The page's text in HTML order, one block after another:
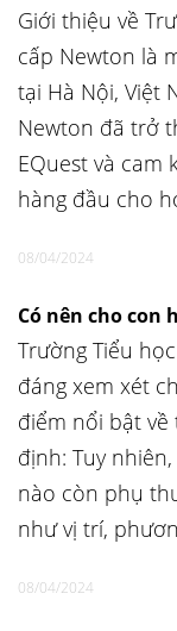
Giới thiệu về
cấp Newton là
tại Hà Nội, Việt
Newton đã trở
EQuest và cam
hàng đầu cho
08/04/2024
Có nên cho con
Trường Tiểu
đáng xem xét
điểm nổi bật
định: Tuy
nào còn phụ
như vị trí,
08/04/2024